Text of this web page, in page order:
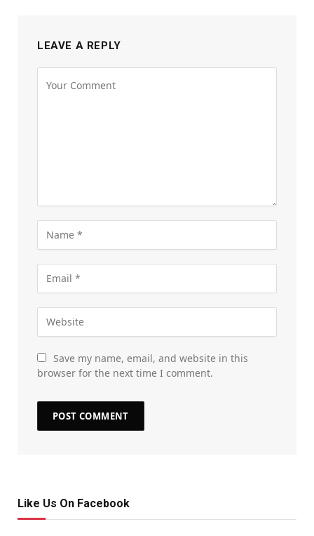
LEAVE A REPLY
Save my name, email, and website in this
browser for the next time I comment.
Like Us On Facebook